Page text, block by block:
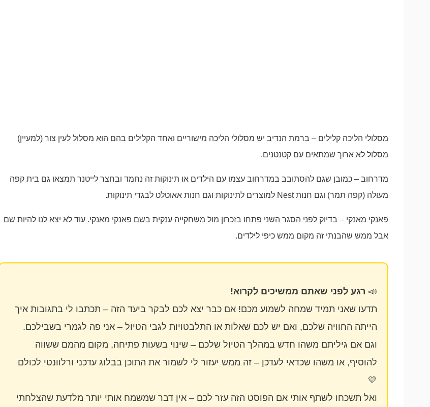
מסלולי הליכה קלילים – ברמת הנדיב יש מסלולי הליכה מישוריים ואחד הקלילים בהם הוא מסלול לעין צור (למעיין)
מסלול לא ארוך שמתאים עם קטנטנים.
מדרחוב – כמובן שגם להסתובב במדרחוב עצמו עם הילדים או תינוקות זה נחמד ובחצר לייטנר תמצאו גם בית קפה
מעולה (קפה תמר) וגם חנות Nest למוצרים לתינוקות וגם חנות אאוטלט לבגדי תינוקות.
פאנקי מאנקי – בדיוק לפני הסגר השני פתחו בזכרון מול משחקייה ענקית בשם פאנקי מאנקי. עוד לא יצא לנו להיות שם
אבל ממש שהבנתי זה מקום ממש כיפי לילדים.
📣 רגע לפני שאתם ממשיכים לקרוא!
תדעו שאני תמיד שמחה לשמוע מכם! אם כבר יצא לכם לבקר ביעד הזה – תכתבו לי בתגובות איך
הייתה החוויה שלכם, ואם יש לכם שאלות או התלבטויות לגבי הטיול – אני פה לגמרי בשבילכם.
וגם אם גיליתם משהו חדש במהלך הטיול שלכם – שינוי בשעות פתיחה, מקום מהמם ששווה
להוסיף, או משהו שכדאי לעדכן – זה ממש יעזור לי לשמור את התוכן בבלוג עדכני ורלוונטי לכולם
💛
ואל תשכחו לשתף אותי אם הפוסט הזה עזר לכם – אין דבר שמשמח אותי יותר מלדעת שהצלחתי